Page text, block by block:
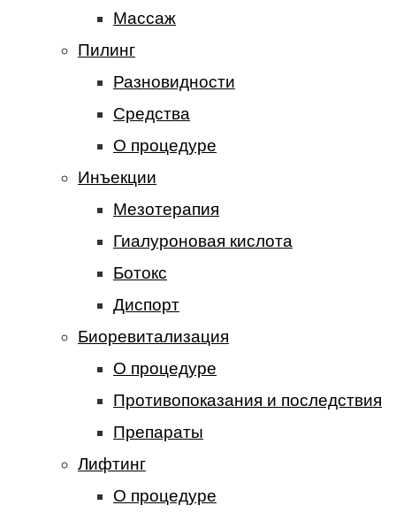
Массаж
Пилинг
Разновидности
Средства
О процедуре
Инъекции
Мезотерапия
Гиалуроновая кислота
Ботокс
Диспорт
Биоревитализация
О процедуре
Противопоказания и последствия
Препараты
Лифтинг
О процедуре